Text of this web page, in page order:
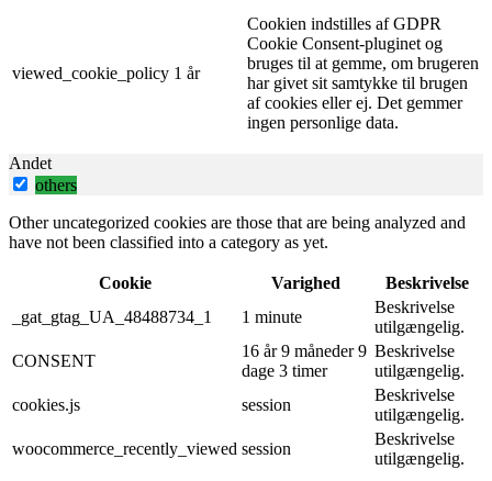
viewed_cookie_policy 1 år
Cookien indstilles af GDPR
Cookie Consent-pluginet og
bruges til at gemme, om brugeren
har givet sit samtykke til brugen
af ​​cookies eller ej. Det gemmer
ingen personlige data.
Andet
others
Other uncategorized cookies are those that are being analyzed and
have not been classified into a category as yet.
Cookie Varighed
Beskrivelse
_gat_gtag_UA_48488734_1
1 minute
Beskrivelse
utilgængelig.
CONSENT
16 år 9 måneder 9
dage 3 timer
Beskrivelse
utilgængelig.
cookies.js
session
Beskrivelse
utilgængelig.
woocommerce_recently_viewed session
Beskrivelse
utilgængelig.